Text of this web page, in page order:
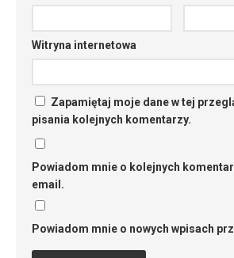
Witryna internetowa
Zapamiętaj moje dane w tej
pisania kolejnych komentarzy.
Powiadom mnie o kolejnych
email.
Powiadom mnie o nowych wpisach